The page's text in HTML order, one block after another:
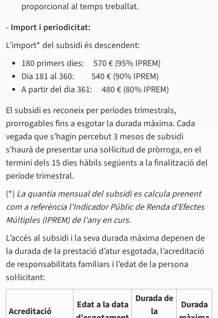
proporcional al temps treballat.
- Import i periodicitat:
L’import* del subsidi és descendent:
180 primers dies: 570 € (95% IPREM)
Dia 181 al 360: 540 € (90% IPREM)
A partir del dia 361: 480 € (80% IPREM)
El subsidi es reconeix per períodes trimestrals,
prorrogables fins a esgotar la durada màxima. Cada
vegada que s’hagin percebut 3 mesos de subsidi
s’haurà de presentar una sol·licitud de pròrroga, en el
termini dels 15 dies hàbils següents a la finalització del
període trimestral.
(*) La quantia mensual del subsidi es calcula prenent
com a referència l'Indicador Públic de Renda d'Efectes
Múltiples (IPREM) de l'any en curs.
L’accés al subsidi i la seva durada màxima depenen de
la durada de la prestació d’atur esgotada, l’acreditació
de responsabilitats familiars i l’edat de la persona
sol·licitant:
Acreditació
Edat a la data
Durada de
la
Durada